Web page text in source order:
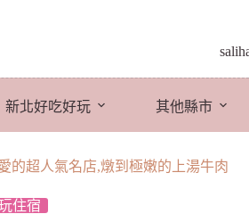
新北好吃好玩 其他縣市
的超人氣名店,燉到極嫩的上湯牛肉
住宿